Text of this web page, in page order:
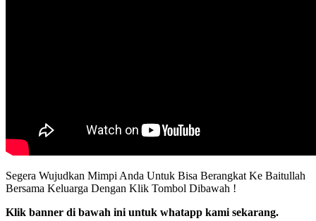
Segera Wujudkan Mimpi Anda Untuk Bisa Berangkat Ke Baitullah
Bersama Keluarga Dengan Klik Tombol Dibawah !
Klik banner di bawah ini untuk whatapp kami sekarang.